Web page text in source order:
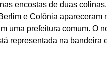
encostas de duas
e Colônia apareceram
uma prefeitura comum. O
representada na bandeira